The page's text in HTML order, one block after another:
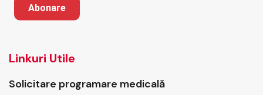
Abonare
Linkuri Utile
Solicitare programare medicală